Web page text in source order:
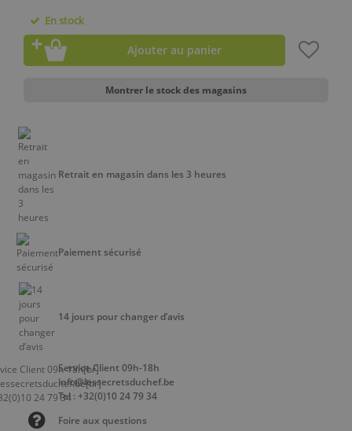
En stock
Ajouter au panier
Montrer le stock des magasins
Retrait en magasin dans les 3 heures
Paiement sécurisé
14 jours pour changer d’avis
Service Client 09h-18h
info@lessecretsduchef.be
Tel : +32(0)10 24 79 34
Foire aux questions